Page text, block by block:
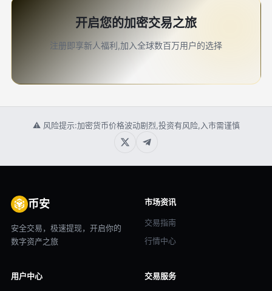
开启您的加密交易之旅
注册即享新人福利,加入全球数百万用户的选择
⚠ 风险提示:加密货币价格波动剧烈,投资有风险,入市需谨慎
币安
安全交易，极速提现，开启你的
数字资产之旅
市场资讯
交易指南
行情中心
用户中心 交易服务